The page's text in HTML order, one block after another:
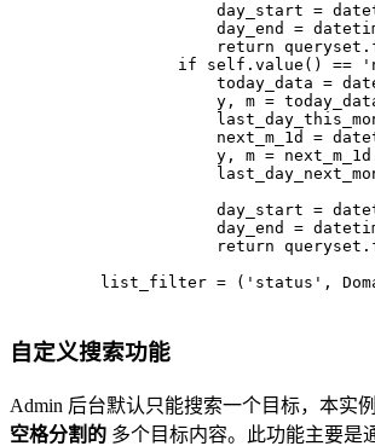
day_start =
day_end =
return queryset.
if self.value() ==
today_data =
y, m =
next_m_1d =
y, m =
day_start =
day_end =
return queryset.
    list_filter = (
'status' ,
自定义搜索功能
Admin 后台默认只能搜索一个目标，本实
空格分割的 多个目标内容。此功能主要是